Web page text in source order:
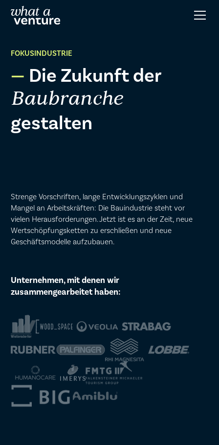
FOKUSINDUSTRIE
Die Zukunft der
Baubranche
gestalten
Strenge Vorschriften, lange Entwicklungszyklen und
Mangel an Arbeitskräften: Die Bauindustrie steht vor
vielen Herausforderungen. Jetzt ist es an der Zeit, neue
Wertschöpfungsketten zu erschließen und neue
Geschäftsmodelle aufzubauen.
Unternehmen, mit denen wir
zusammengearbeitet haben: